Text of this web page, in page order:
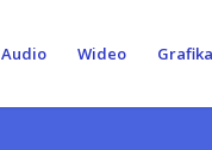
Audio Wideo Grafika